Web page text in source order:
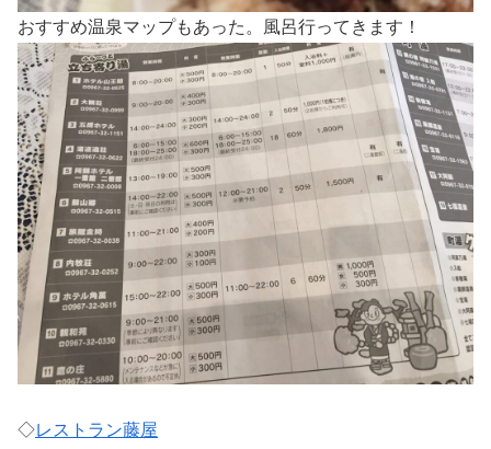
おすすめ温泉マップもあった。風呂行ってきます！
◇レストラン藤屋